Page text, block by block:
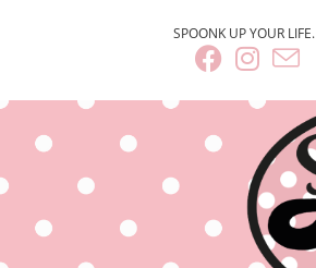
SPOONK UP YOUR LIFE.